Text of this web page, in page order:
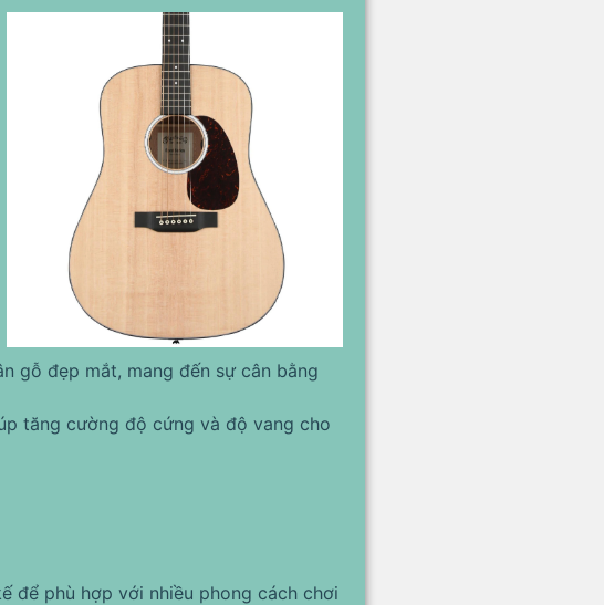
gỗ đẹp mắt, mang đến sự cân bằng
tăng cường độ cứng và độ vang cho
để phù hợp với nhiều phong cách chơi